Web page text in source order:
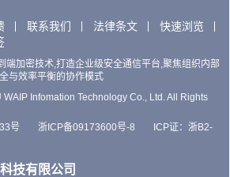
联系我们 法律条文
快速浏览
端加密技术,打造企业级安全通信平台,聚焦组织内部
与效率平衡的协作模式
Infomation Technology Co., Ltd. All Rights
号
浙ICP备09173600号-8
ICP证：浙B2-
技有限公司